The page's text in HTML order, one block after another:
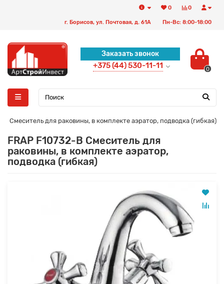
0
0
г. Борисов, ул. Почтовая, д. 61А Пн-Вс: 8:00-18:00
Заказать звонок
+375 (44) 530-11-11 0
B Смеситель для раковины, в комплекте аэратор, подводка (гибкая)
FRAP F10732-B Смеситель для
раковины, в комплекте аэратор,
подводка (гибкая)